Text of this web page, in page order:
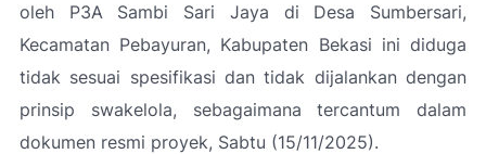
oleh P3A Sambi Sari Jaya di Desa Sumbersari,
Kecamatan Pebayuran, Kabupaten Bekasi ini diduga
tidak sesuai spesifikasi dan tidak dijalankan dengan
prinsip swakelola, sebagaimana tercantum dalam
dokumen resmi proyek, Sabtu (15/11/2025).